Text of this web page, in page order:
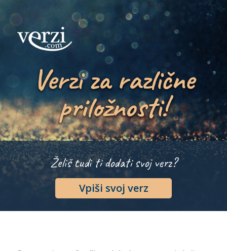
Verzi za različne
priložnosti!
Želiš tudi ti dodati svoj verz?
Vpiši svoj verz